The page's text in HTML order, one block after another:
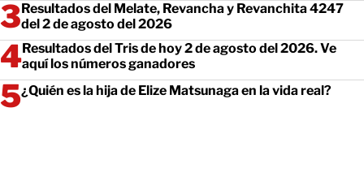
Resultados del Melate, Revancha y Revanchita 4247
del 2 de agosto del 2026
Resultados del Tris de hoy 2 de agosto del 2026. Ve
aquí los números ganadores
¿Quién es la hija de Elize Matsunaga en la vida real?